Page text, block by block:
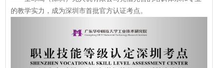
的教学实力，成为深圳市首批官方认证考点。